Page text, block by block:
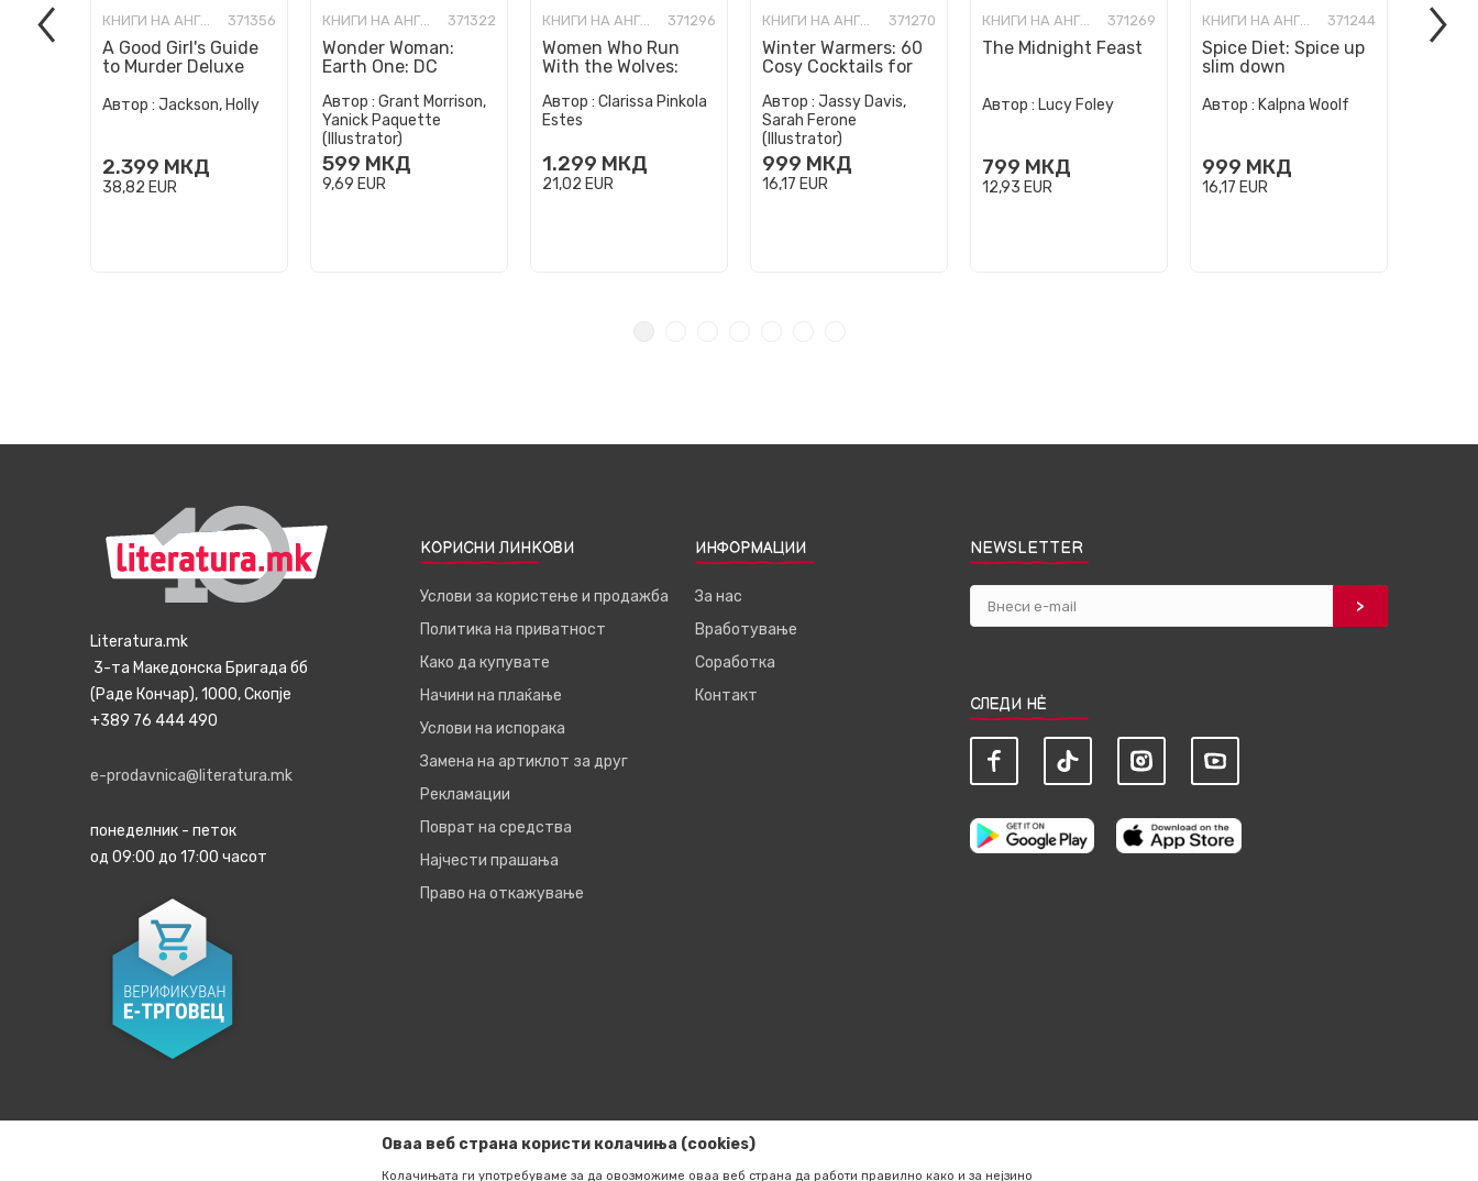
КНИГИ НА АНГЛИСКИ ЈАЗИК 371356
A Good Girl's Guide
to Murder Deluxe
Set: Special Deluxe
Автор : Jackson, Holly
2.399 МКД
38,82 EUR
КНИГИ НА АНГЛИСКИ ЈАЗИК 371322
Wonder Woman:
Earth One: DC
Edition
Автор : Grant Morrison,
Yanick Paquette
(Illustrator)
599 МКД
9,69 EUR
КНИГИ НА АНГЛИСКИ ЈАЗИК 371296
Women Who Run
With the Wolves:
the Wild Woman
Archetype
Автор : Clarissa Pinkola
Estes
1.299 МКД
21,02 EUR
КНИГИ НА АНГЛИСКИ ЈАЗИК 371270
Winter Warmers: 60
Cosy Cocktails for
Автор : Jassy Davis,
Sarah Ferone
(Illustrator)
999 МКД
16,17 EUR
КНИГИ НА АНГЛИСКИ ЈАЗИК 371269
The Midnight Feast
Автор : Lucy Foley
799 МКД
12,93 EUR
КНИГИ НА АНГЛИСКИ ЈАЗИК 371244
Spice Diet: Spice up
slim down
Автор : Kalpna Woolf
999 МКД
16,17 EUR
How
Literatura.mk
3-та Македонска Бригада бб
(Раде Кончар), 1000, Скопје
+389 76 444 490
e-prodavnica@literatura.mk
понеделник - петок
од 09:00 до 17:00 часот
КОРИСНИ ЛИНКОВИ
Услови за користење и продажба
Политика на приватност
Како да купувате
Начини на плаќање
Услови на испорака
Замена на артиклот за друг
Рекламации
Поврат на средства
Најчести прашања
Право на откажување
ИНФОРМАЦИИ
За нас
Вработување
Соработка
Контакт
NEWSLETTER
СЛЕДИ НЀ
Оваа веб страна користи колачиња (cookies)
Колачињата ги употребуваме за да овозможиме оваа веб страна да работи правилно како и за нејзино